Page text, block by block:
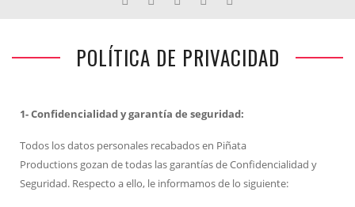
POLÍTICA DE PRIVACIDAD
1- Confidencialidad y garantía de seguridad:
Todos los datos personales recabados en Piñata
Productions gozan de todas las garantías de Confidencialidad y
Seguridad. Respecto a ello, le informamos de lo siguiente: